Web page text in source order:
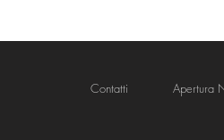
Contatti Apertura